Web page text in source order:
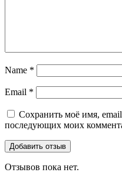
Name *
Email *
Сохранить моё имя, email
последующих моих
Отзывов пока нет.